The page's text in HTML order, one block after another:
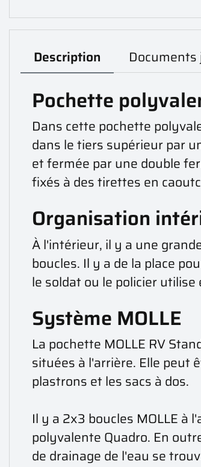
Description
Pochette
Dans cette pochette
dans le tiers supérieur par
et fermée par une double
fixés à des tirettes en
Organisation
À l'intérieur, il y a une
boucles. Il y a de la place
le soldat ou le policier utilise
Système MOLLE
La pochette MOLLE RV
situées à l'arrière. Elle peut
plastrons et les sacs à dos.
Il y a 2x3 boucles MOLLE à
polyvalente Quadro. En
de drainage de l'eau se